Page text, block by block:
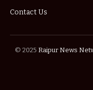
Contact Us
© 2025 Raipur News